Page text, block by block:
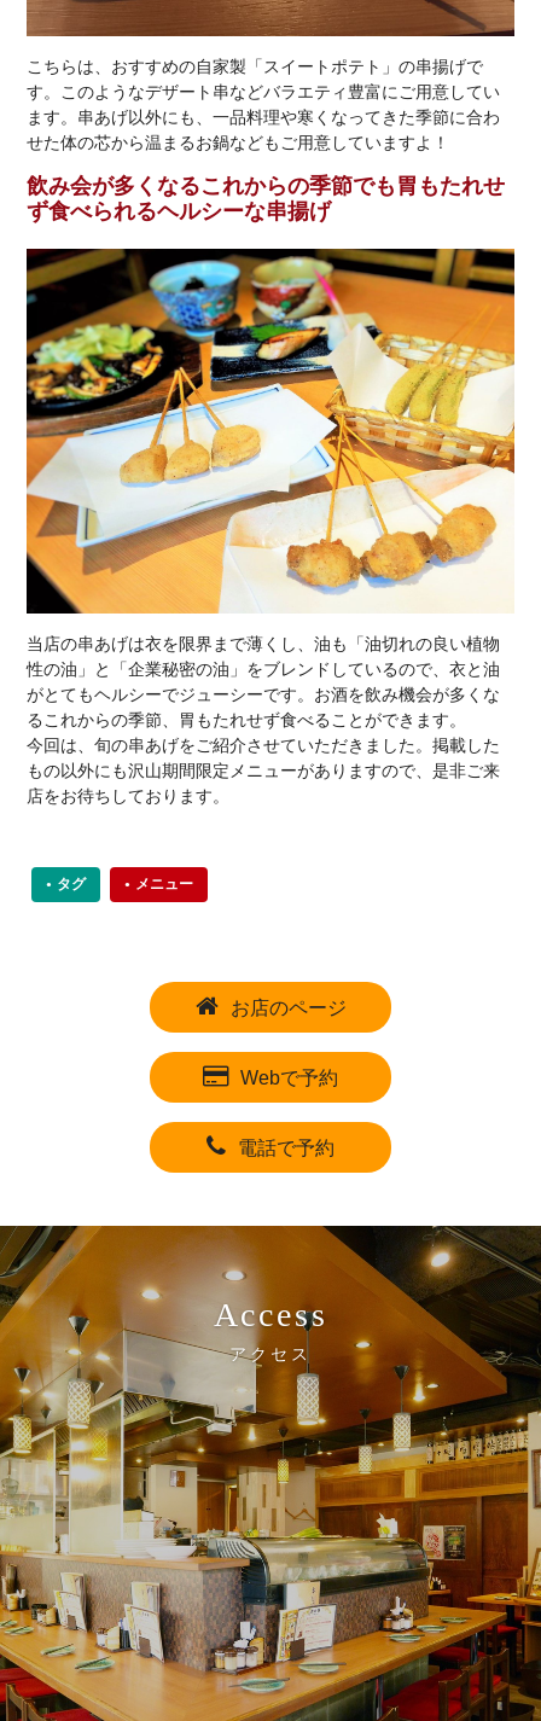
こちらは、おすすめの自家製「スイートポテト」の串揚げで
す。このようなデザート串などバラエティ豊富にご用意してい
ます。串あげ以外にも、一品料理や寒くなってきた季節に合わ
せた体の芯から温まるお鍋などもご用意していますよ！
飲み会が多くなるこれからの季節でも胃もたれせ
ず食べられるヘルシーな串揚げ
当店の串あげは衣を限界まで薄くし、油も「油切れの良い植物
性の油」と「企業秘密の油」をブレンドしているので、衣と油
がとてもヘルシーでジューシーです。お酒を飲み機会が多くな
るこれからの季節、胃もたれせず食べることができます。
今回は、旬の串あげをご紹介させていただきました。掲載した
もの以外にも沢山期間限定メニューがありますので、是非ご来
店をお待ちしております。
タグ メニュー
お店のページ
Webで予約
電話で予約
Access
アクセス